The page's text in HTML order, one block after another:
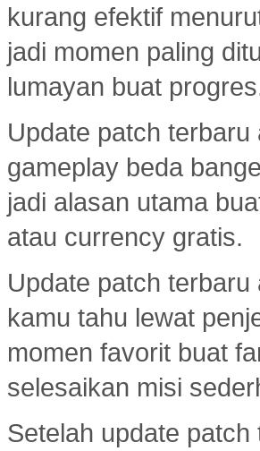
kurang efektif
jadi momen paling
lumayan buat
Update patch
gameplay beda
jadi alasan utama
atau currency gratis.
Update patch
kamu tahu lewat
momen favorit buat
selesaikan misi
Setelah update